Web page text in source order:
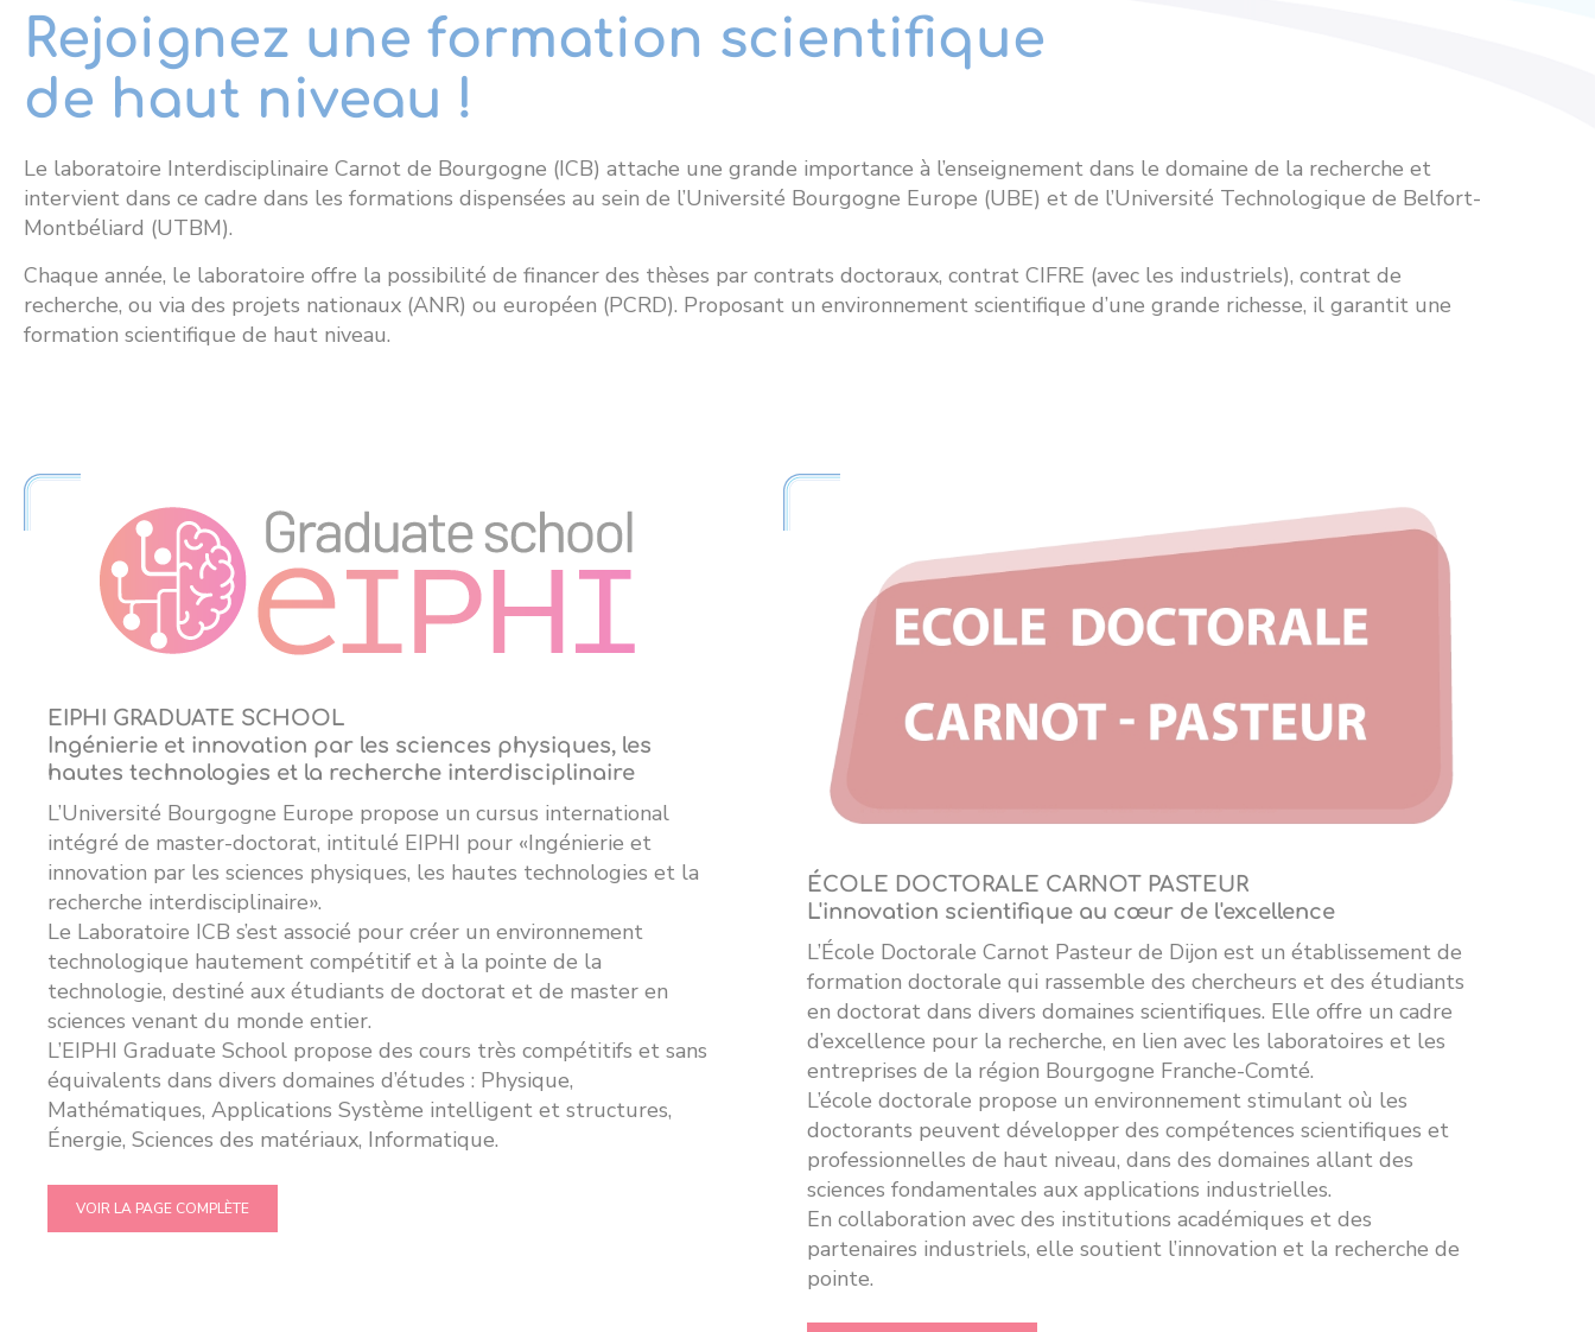
Rejoignez une formation scientifique
de haut niveau !
Le laboratoire Interdisciplinaire Carnot de Bourgogne (ICB) attache une grande importance à l’enseignement dans le domaine de la recherche et
intervient dans ce cadre dans les formations dispensées au sein de l’Université Bourgogne Europe (UBE) et de l’Université Technologique de Belfort-
Montbéliard (UTBM).
Chaque année, le laboratoire offre la possibilité de financer des thèses par contrats doctoraux, contrat CIFRE (avec les industriels), contrat de
recherche, ou via des projets nationaux (ANR) ou européen (PCRD). Proposant un environnement scientifique d’une grande richesse, il garantit une
formation scientifique de haut niveau.
EIPHI GRADUATE SCHOOL
Ingénierie et innovation par les sciences physiques, les
hautes technologies et la recherche interdisciplinaire
L’Université Bourgogne Europe propose un cursus international
intégré de master-doctorat, intitulé EIPHI pour «Ingénierie et
innovation par les sciences physiques, les hautes technologies et la
recherche interdisciplinaire».
Le Laboratoire ICB s’est associé pour créer un environnement
technologique hautement compétitif et à la pointe de la
technologie, destiné aux étudiants de doctorat et de master en
sciences venant du monde entier.
L’EIPHI Graduate School propose des cours très compétitifs et sans
équivalents dans divers domaines d’études : Physique,
Mathématiques, Applications Système intelligent et structures,
Énergie, Sciences des matériaux, Informatique.
VOIR LA PAGE COMPLÈTE
ÉCOLE DOCTORALE CARNOT PASTEUR
L'innovation scientifique au cœur de l'excellence
L’École Doctorale Carnot Pasteur de Dijon est un établissement de
formation doctorale qui rassemble des chercheurs et des étudiants
en doctorat dans divers domaines scientifiques. Elle offre un cadre
d’excellence pour la recherche, en lien avec les laboratoires et les
entreprises de la région Bourgogne Franche-Comté.
L’école doctorale propose un environnement stimulant où les
doctorants peuvent développer des compétences scientifiques et
professionnelles de haut niveau, dans des domaines allant des
sciences fondamentales aux applications industrielles.
En collaboration avec des institutions académiques et des
partenaires industriels, elle soutient l’innovation et la recherche de
pointe.